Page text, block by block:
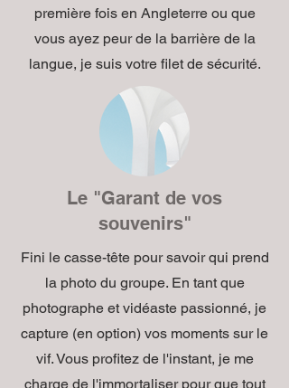
première fois en Angleterre ou que
vous ayez peur de la barrière de la
langue, je suis votre filet de sécurité.
Le "Garant de vos
souvenirs"
Fini le casse-tête pour savoir qui prend
la photo du groupe. En tant que
photographe et vidéaste passionné, je
capture (en option) vos moments sur le
vif. Vous profitez de l'instant, je me
charge de l'immortaliser pour que tout